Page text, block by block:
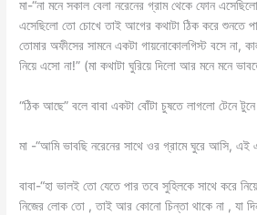
মা-“না মনে সকাল বেলা নরেনের গ্রাম থেকে ফোন
এসেছিলো তো চোখে তাই আগের কথাটা ঠিক করে শুনতে
তোমার অফীসের সামনে একটা গায়নোকোলগিস্ট বসে না,
নিয়ে এসো না!” (মা কথাটা ঘুরিয়ে দিলো আর মনে মনে
“ঠিক আছে” বলে বাবা একটা বোঁটা চুষতে লাগলো টেনে
মা -“আমি ভাবছি নরেনের সাথে ওর গ্রামে ঘুরে আসি,
বাবা-“হা ভালই তো যেতে পার তবে সুহিলকে সাথে করে
নিজের লোক তো , তাই আর কোনো চিন্তা থাকে না , যা